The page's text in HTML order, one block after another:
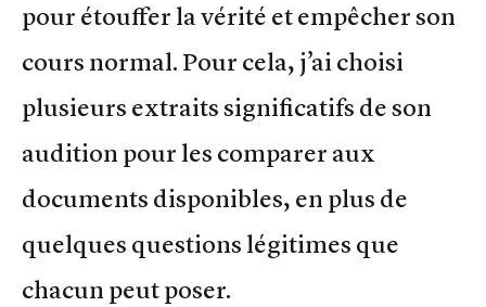
pour étouffer la vérité et empêcher son
cours normal. Pour cela, j’ai choisi
plusieurs extraits significatifs de son
audition pour les comparer aux
documents disponibles, en plus de
quelques questions légitimes que
chacun peut poser.